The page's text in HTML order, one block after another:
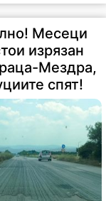
Месеци
изрязан
Мездра,
спят!